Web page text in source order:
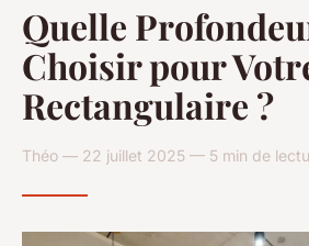
Quelle
Choisir pour
Rectangulaire ?
Théo — 22 juillet 2025 — 5 min de